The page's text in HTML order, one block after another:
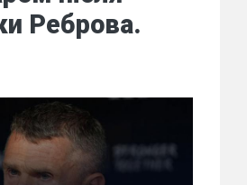
Реброва.